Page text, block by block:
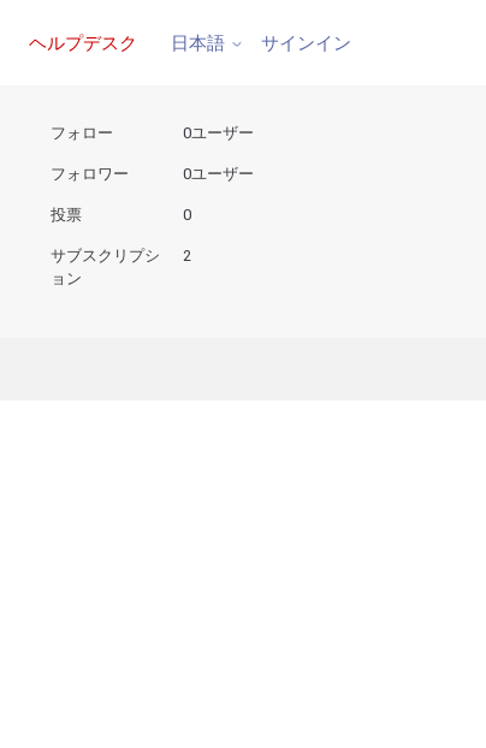
ヘルプデスク 日本語 サインイン
がフォロー中
フォロー 0ユーザー
フォロワー 0ユーザー
投票 0
サブスクリプシ
ョン
2